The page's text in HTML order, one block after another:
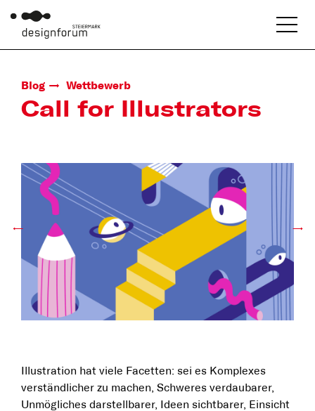
Blog Wettbewerb
Call for Illustrators
← →
Illustration hat viele Facetten: sei es Komplexes
verständlicher zu machen, Schweres verdaubarer,
Unmögliches darstellbarer, Ideen sichtbarer, Einsicht